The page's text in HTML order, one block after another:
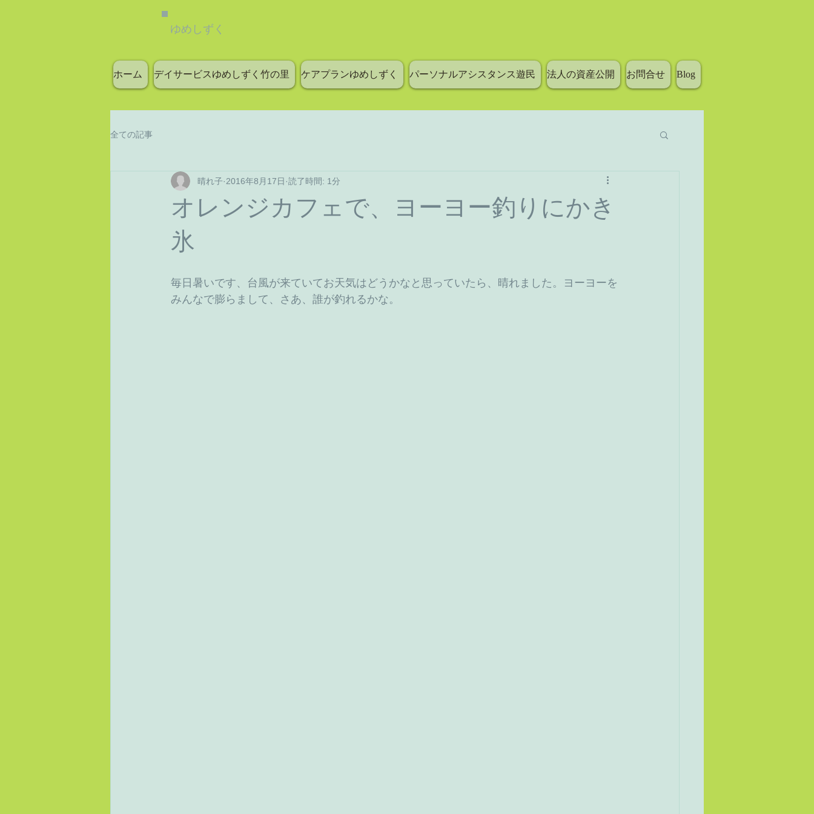
ゆめしずく
ホーム デイサービスゆめしずく竹の里 ケアプランゆめしずく パーソナルアシスタンス遊民 法人の資産公開 お問合せ Blog
全ての記事
オレンジカフェで、ヨーヨー釣りにかき
氷
晴れ子 2016年8月17日 読了時間: 1分
毎日暑いです、台風が来ていてお天気はどうかなと思っていたら、晴れました。ヨーヨーを
みんなで膨らまして、さあ、誰が釣れるかな。